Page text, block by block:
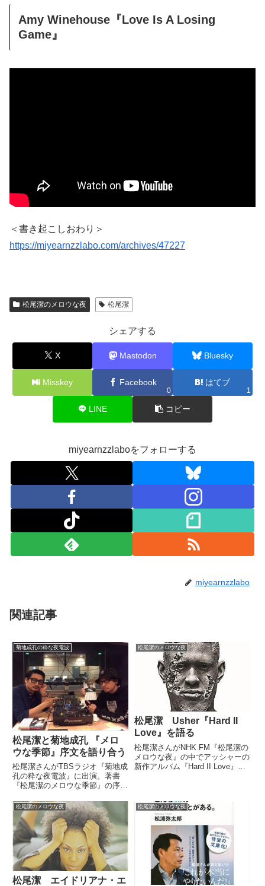
Amy Winehouse『Love Is A Losing
Game』
＜書き起こしおわり＞
https://miyearnzzlabo.com/archives/47227
松尾潔のメロウな夜 松尾潔
シェアする
X Mastodon Bluesky
Misskey Facebook
0
はてブ
1
LINE コピー
miyearnzzlaboをフォローする
miyearnzzlabo
関連記事
菊地成孔の粋な夜電波
松尾潔と菊地成孔 『メロ
ウな季節』序文を語り合う
松尾潔さんがTBSラジオ『菊地成
孔の粋な夜電波』に出演。著書
『松尾潔のメロウな季節』の序文
や本編について語り合っていまし
た。おはようございます。 昨夜
TBSラジオ『菊地成孔の粋な夜電
波』に耳を傾けてくださった方...
松尾潔のメロウな夜
松尾潔 Usher『Hard II
Love』を語る
松尾潔さんがNHK FM『松尾潔の
メロウな夜』の中でアッシャーの
新作アルバム『Hard II Love』を
すのは先ごろ8枚目のアルバムを
リリースし...
松尾潔のメロウな夜
松尾潔 エイドリアナ・エ
松尾潔のメロウな夜